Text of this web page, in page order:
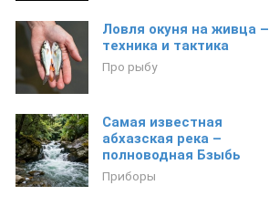
Ловля окуня на живца –
техника и тактика
Про рыбу
Самая известная
абхазская река –
полноводная Бзыбь
Приборы